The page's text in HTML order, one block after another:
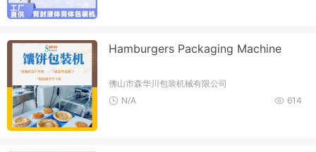
Hamburgers Packaging Machine
佛山市森华川包装机械有限公司
614
N/A